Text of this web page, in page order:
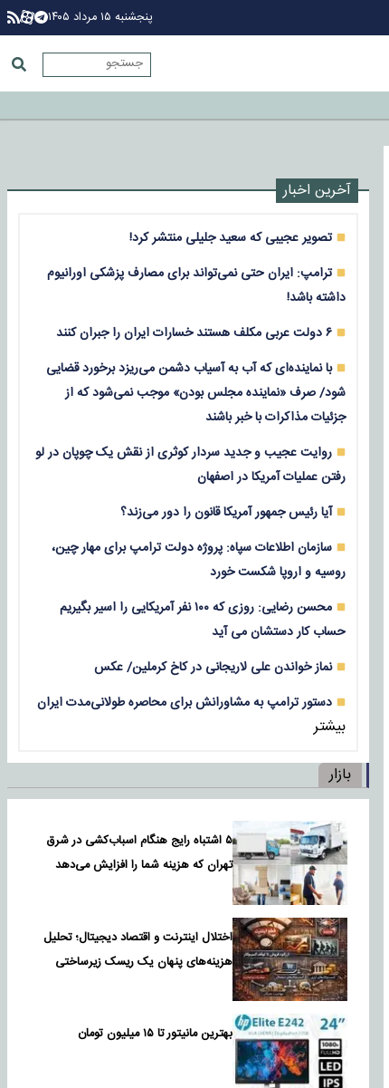
پنجشنبه ۱۵ مرداد ۱۴۰۵
آخرین اخبار
تصویر عجیبی که سعید جلیلی منتشر کرد!
ترامپ: ایران حتی نمی‌تواند برای مصارف پزشکی اورانیوم
داشته باشد!
۶ دولت عربی مکلف هستند خسارات ایران را جبران کنند
با نماینده‌ای که آب به آسیاب دشمن می‌ریزد برخورد قضایی
شود/ صرف «نماینده مجلس بودن» موجب نمی‌شود که از
جزئیات مذاکرات با خبر باشند
روایت عجیب و جدید سردار کوثری از نقش یک چوپان در لو
رفتن عملیات آمریکا در اصفهان
آیا رئیس جمهور آمریکا قانون را دور می‌زند؟
سازمان اطلاعات سپاه: پروژه دولت ترامپ برای مهار چین،
روسیه و اروپا شکست خورد
محسن رضایی: روزی که ۱۰۰ نفر آمریکایی را اسیر بگیریم
حساب کار دستشان می آید
نماز خواندن علی لاریجانی در کاخ کرملین/ عکس
دستور ترامپ به مشاورانش برای محاصره طولانی‌مدت ایران
بیشتر
بازار
۵ اشتباه رایج هنگام اسباب‌کشی در شرق
تهران که هزینه شما را افزایش می‌دهد
اختلال اینترنت و اقتصاد دیجیتال؛ تحلیل
هزینه‌های پنهان یک ریسک زیرساختی
بهترین مانیتور تا ۱۵ میلیون تومان